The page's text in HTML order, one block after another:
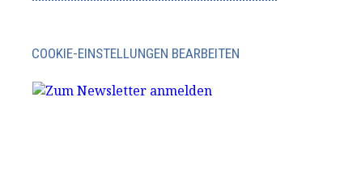
COOKIE-EINSTELLUNGEN BEARBEITEN